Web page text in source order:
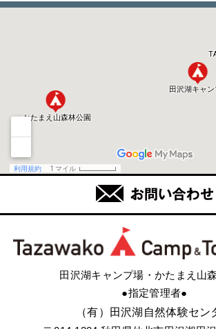
田沢湖キャンプ場・かたまえ山
●指定管理者●
（有）田沢湖自然体験セン